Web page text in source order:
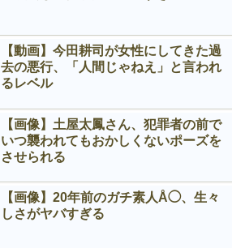
【動画】今田耕司が女性にしてきた過
去の悪行、「人間じゃねえ」と言われ
るレベル
【画像】土屋太鳳さん、犯罪者の前で
いつ襲われてもおかしくないポーズを
させられる
【画像】20年前のガチ素人Å◯、生々
しさがヤバすぎる